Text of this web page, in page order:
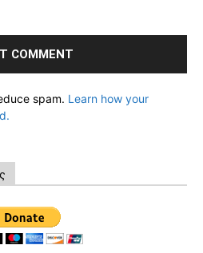
spam. Learn how your